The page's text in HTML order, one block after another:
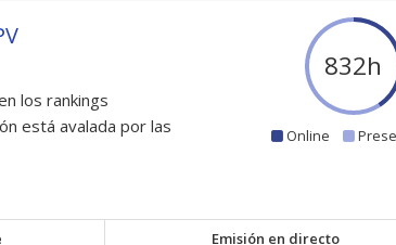
los rankings
está avalada por las
900h
Online
Emisión en directo